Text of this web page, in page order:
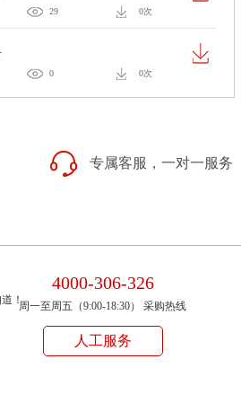
29 0次
0 0次
专属客服，一对一服务
！
4000-306-326
周一至周五（9:00-18:30） 采购热线
人工服务